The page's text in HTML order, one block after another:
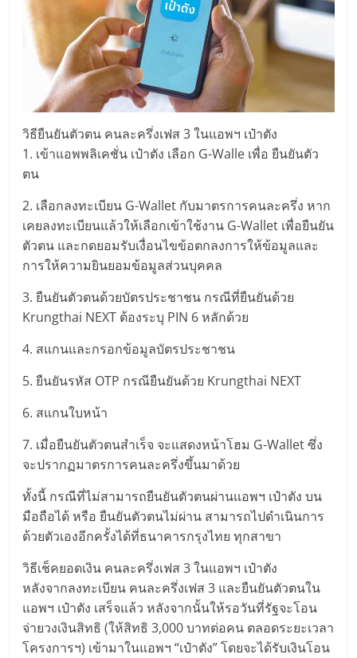
วิธียืนยันตัวตน คนละครึ่งเฟส 3 ในแอพฯ เป๋าตัง
1. เข้าแอพพลิเคชั่น เป๋าตัง เลือก G-Walle เพื่อ ยืนยันตัว
ตน
2. เลือกลงทะเบียน G-Wallet กับมาตรการคนละครึ่ง หาก
เคยลงทะเบียนแล้วให้เลือกเข้าใช้งาน G-Wallet เพื่อยืนยัน
ตัวตน และกดยอมรับเงื่อนไขข้อตกลงการให้ข้อมูลและ
การให้ความยินยอมข้อมูลส่วนบุคคล
3. ยืนยันตัวตนด้วยบัตรประชาชน กรณีที่ยืนยันด้วย
Krungthai NEXT ต้องระบุ PIN 6 หลักด้วย
4. สแกนและกรอกข้อมูลบัตรประชาชน
5. ยืนยันรหัส OTP กรณียืนยันด้วย Krungthai NEXT
6. สแกนใบหน้า
7. เมื่อยืนยันตัวตนสำเร็จ จะแสดงหน้าโฮม G-Wallet ซึ่ง
จะปรากฏมาตรการคนละครึ่งขึ้นมาด้วย
ทั้งนี้ กรณีที่ไม่สามารถยืนยันตัวตนผ่านแอพฯ เป๋าตัง บน
มือถือได้ หรือ ยืนยันตัวตนไม่ผ่าน สามารถไปดำเนินการ
ด้วยตัวเองอีกครั้งได้ที่ธนาคารกรุงไทย ทุกสาขา
วิธีเช็คยอดเงิน คนละครึ่งเฟส 3 ในแอพฯ เป๋าตัง
หลังจากลงทะเบียน คนละครึ่งเฟส 3 และยืนยันตัวตนใน
แอพฯ เป๋าตัง เสร็จแล้ว หลังจากนั้นให้รอวันที่รัฐจะโอน
จ่ายวงเงินสิทธิ (ให้สิทธิ 3,000 บาทต่อคน ตลอดระยะเวลา
โครงการฯ) เข้ามาในแอพฯ “เป๋าตัง” โดยจะได้รับเงินโอน